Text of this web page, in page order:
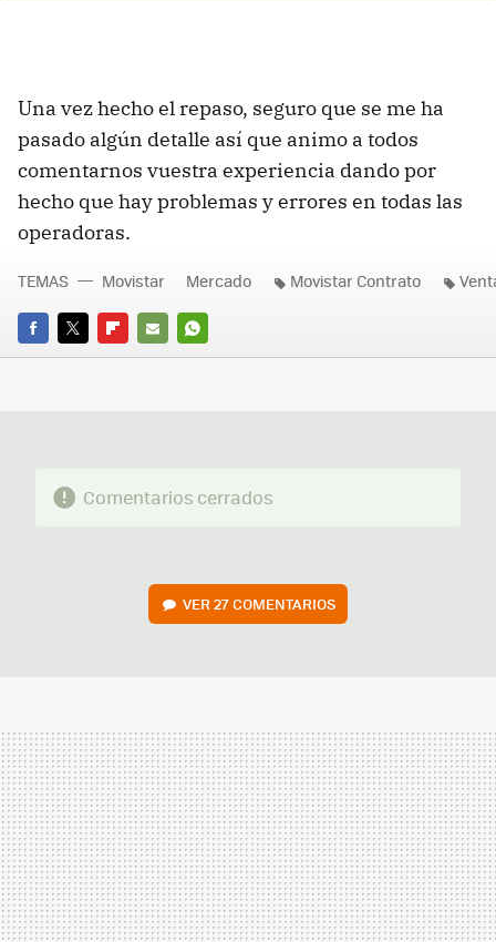
Una vez hecho el repaso, seguro que se me ha
pasado algún detalle así que animo a todos
comentarnos vuestra experiencia dando por
hecho que hay problemas y errores en todas las
operadoras.
FACEBOOK
TWITTERFLIPBOARD
E-
WHATSAPP
TEMAS Movistar Mercado Movistar Contrato
Comentarios cerrados
VER 27 COMENTARIOS